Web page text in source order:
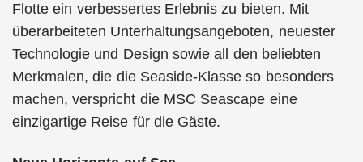
Flotte ein verbessertes Erlebnis zu bieten. Mit
überarbeiteten Unterhaltungsangeboten, neuester
Technologie und Design sowie all den beliebten
Merkmalen, die die Seaside-Klasse so besonders
machen, verspricht die MSC Seascape eine
einzigartige Reise für die Gäste.